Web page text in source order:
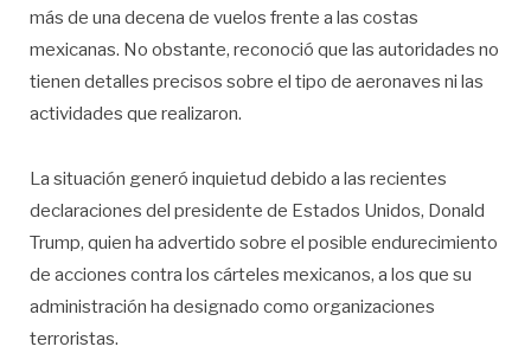
más de una decena de vuelos frente a las costas
mexicanas. No obstante, reconoció que las autoridades no
tienen detalles precisos sobre el tipo de aeronaves ni las
actividades que realizaron.
La situación generó inquietud debido a las recientes
declaraciones del presidente de Estados Unidos, Donald
Trump, quien ha advertido sobre el posible endurecimiento
de acciones contra los cárteles mexicanos, a los que su
administración ha designado como organizaciones
terroristas.